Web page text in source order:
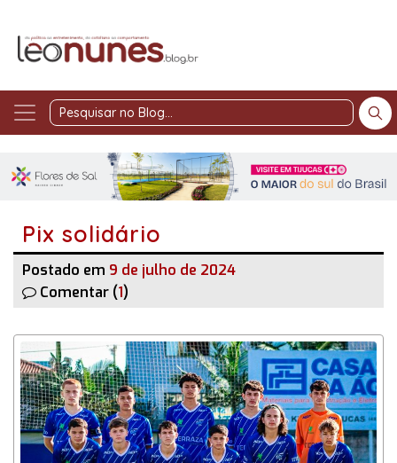
Pesquisar
Blog
Pix solidário
Postado em 9 de julho de 2024
Comentar (1)